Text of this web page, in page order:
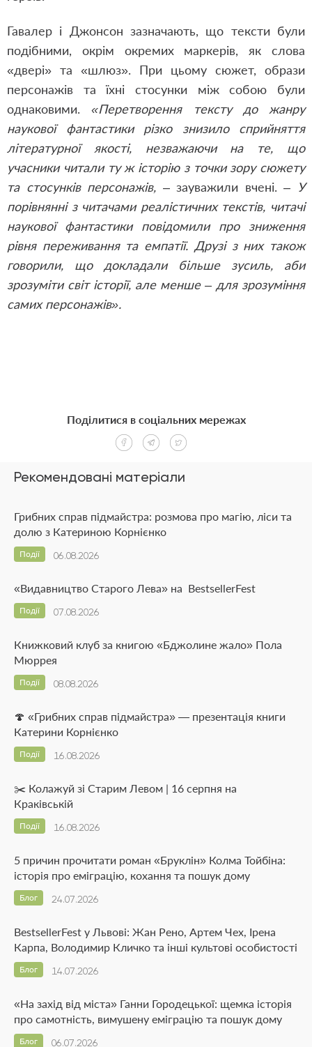
Гавалер і Джонсон зазначають, що тексти були
подібними, окрім окремих маркерів, як слова
«двері» та «шлюз». При цьому сюжет, образи
персонажів та їхні стосунки між собою були
однаковими.«Перетворення тексту до жанру
наукової фантастики різко знизило сприйняття
літературної якості, незважаючи на те, що
учасники читали ту ж історію з точки зору сюжету
та стосунків персонажів, – зауважили вчені. – У
порівнянні з читачами реалістичних текстів, читачі
наукової фантастики повідомили про зниження
рівня переживання та емпатії. Друзі з них також
говорили, що докладали більше зусиль, аби
зрозуміти світ історії, але менше – для зрозуміння
самих персонажів».
Рекомендовані матеріали
Грибних справ підмайстра: розмова про магію, ліси та
долю з Катериною Корнієнко
06.08.2026
Події
«Видавництво Старого Лева» на BestsellerFest
07.08.2026
Події
Книжковий клуб за книгою «Бджолине жало» Пола
Мюррея
08.08.2026
Події
🍄 «Грибних справ підмайстра» — презентація книги
Катерини Корнієнко
16.08.2026
Події
✂️ Колажуй зі Старим Левом | 16 серпня на
Краківській
16.08.2026
Події
5 причин прочитати роман «Бруклін» Колма Тойбіна:
історія про еміграцію, кохання та пошук дому
24.07.2026
Блог
BestsellerFest у Львові: Жан Рено, Артем Чех, Ірена
Карпа, Володимир Кличко та інші культові особистості
14.07.2026
Блог
«На захід від міста» Ганни Городецької: щемка історія
про самотність, вимушену еміграцію та пошук дому
06.07.2026
Блог
Поділитися в соціальних мережах